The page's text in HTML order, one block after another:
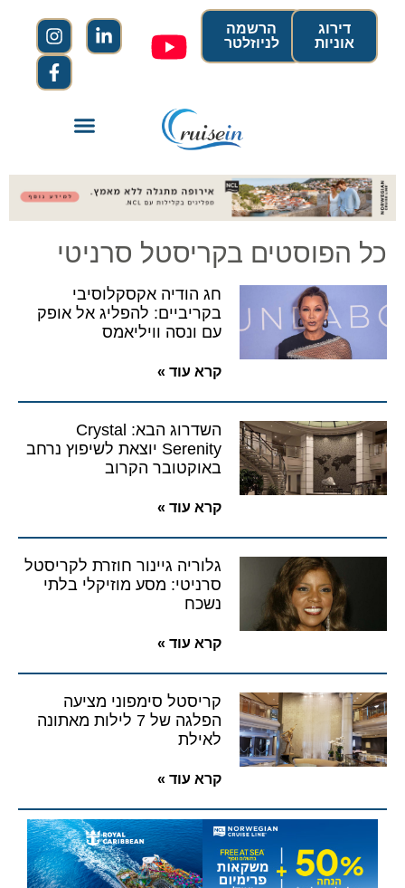
הרשמה
לניוזלטר
דירוג
אוניות
כל הפוסטים בקריסטל סרניטי
חג הודיה אקסקלוסיבי
בקריביים: להפליג אל אופק
עם ונסה וויליאמס
קרא עוד »
השדרוג הבא: Crystal
Serenity יוצאת לשיפוץ נרחב
באוקטובר הקרוב
קרא עוד »
גלוריה גיינור חוזרת לקריסטל
סרניטי: מסע מוזיקלי בלתי
נשכח
קרא עוד »
קריסטל סימפוני מציעה
הפלגה של 7 לילות מאתונה
לאילת
קרא עוד »